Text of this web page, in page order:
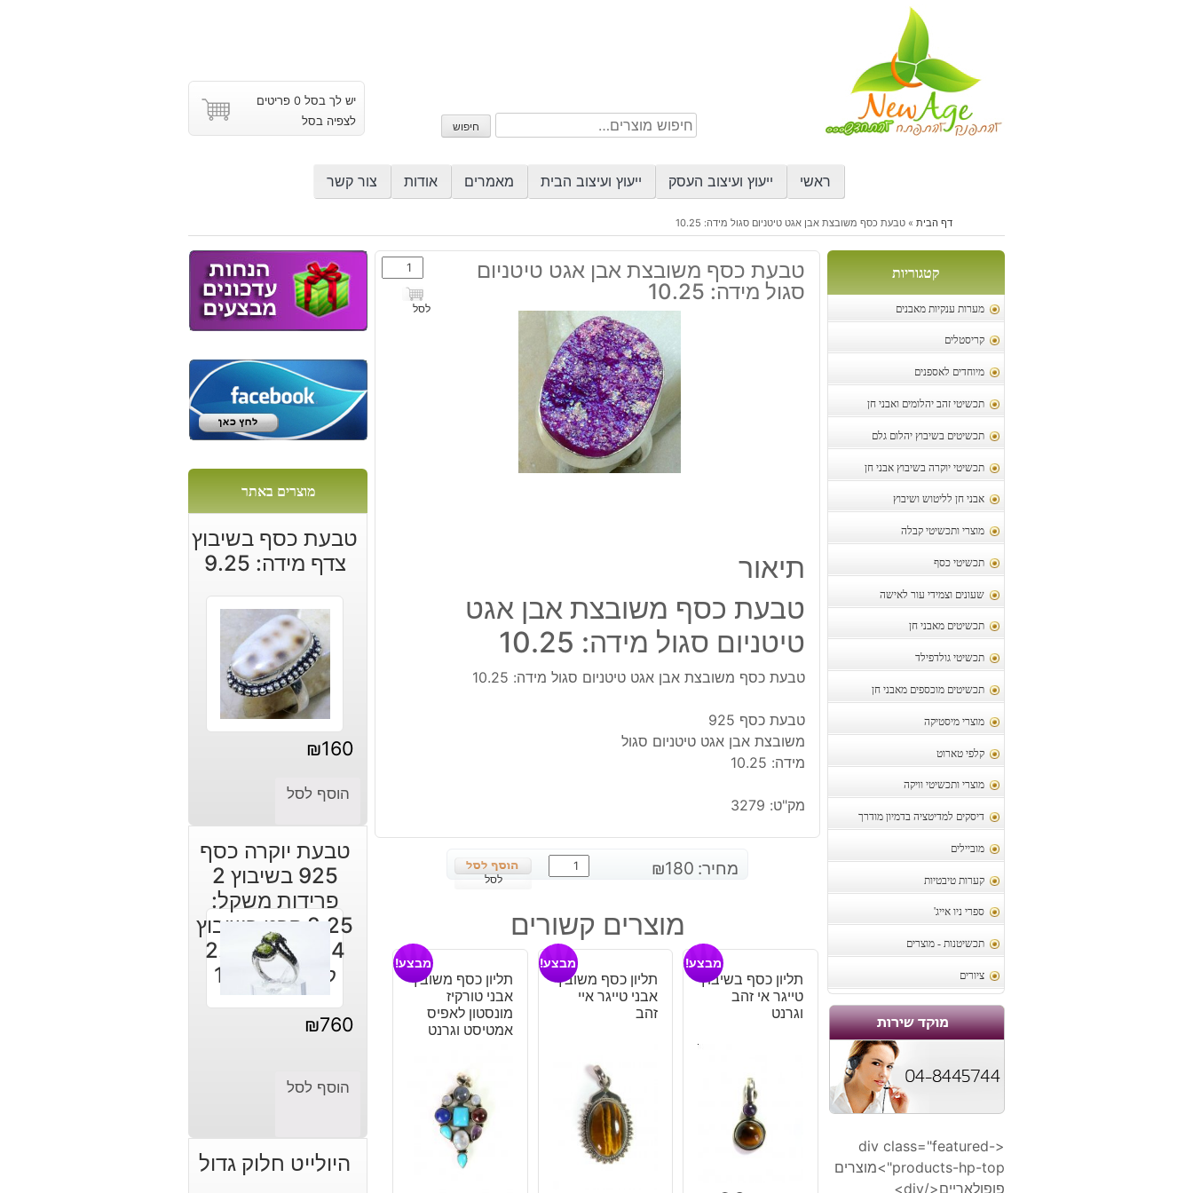
חיפוש
עבור:
חיפוש
יש לך בסל 0 פריטים
לצפיה בסל
ראשי ייעוץ ועיצוב העסק ייעוץ ועיצוב הבית מאמרים אודות צור קשר
דף הבית »טבעת כסף משובצת אבן אגט טיטניום סגול מידה: 10.25
קטגוריות
מערות ענקיות מאבנים
קריסטלים
מיוחדים לאספנים
תכשיטי זהב יהלומים ואבני חן
תכשיטים בשיבוץ יהלום גלם
תכשיטי יוקרה בשיבוץ אבני חן
אבני חן לליטוש ושיבוץ
מוצרי ותכשיטי קבלה
תכשיטי כסף
שעונים וצמידי עור לאישה
תכשיטים מאבני חן
תכשיטי גולדפילד
תכשיטים מוכספים מאבני חן
מוצרי מיסטיקה
קלפי טארוט
מוצרי ותכשיטי וויקה
דיסקים למדיטציה בדמיון מודרך
מוביילים
קערות טיבטיות
ספרי ניו אייג'
תכשיטנות - מוצרים
ציורים
<div class="featured-
products-hp-top">מוצרים
פופולאריים</div>
טבעת כסף משובצת אבן אגט טיטניום
סגול מידה: 10.25
כמות
של
טבעת
לסל
תיאור
טבעת כסף משובצת אבן אגט
טיטניום סגול מידה: 10.25
טבעת כסף משובצת אבן אגט טיטניום סגול מידה: 10.25
טבעת כסף 925
משובצת אבן אגט טיטניום סגול
מידה: 10.25
מק"ט: 3279
מחיר: ₪180
כמות
של
כסף
משובצת
אבן
אגט
10.25
לסל
מוצרים קשורים
תליון כסף בשיבוץ
טייגר אי זהב
וגרנט
מבצע!
תליון כסף משובץ
אבני טייגר איי
זהב
מבצע!
תליון כסף משובץ
אבני טורקיז
מונסטון לאפיס
אמטיסט וגרנט
מבצע!
מוצרים באתר
טבעת כסף בשיבוץ
צדף מידה: 9.25
₪160
הוסף לסל
טבעת יוקרה כסף
925 בשיבוץ 2
פרידות משקל:
2.25 קרט בשיבוץ
64 אוניקס 2.10
קרט מידה: 10
₪760
הוסף לסל
היולייט חלוק גדול